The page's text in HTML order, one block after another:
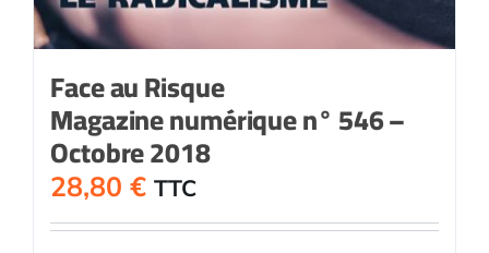
Face au Risque
Magazine numérique n° 546 –
Octobre 2018
28,80 € TTC